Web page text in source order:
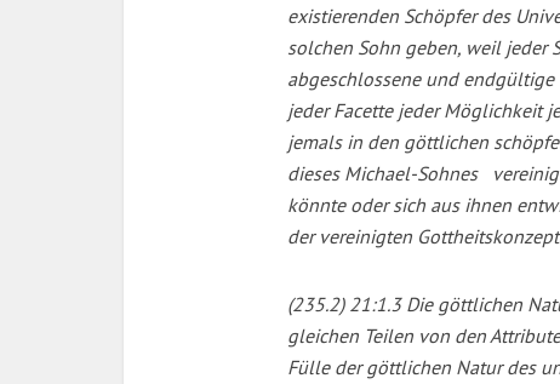
existierenden Schöpfer des
solchen Sohn geben, weil jeder
abgeschlossene und endgültige
jeder Facette jeder Möglichkeit
jemals in den göttlichen
dieses Michael-Sohnes
könnte oder sich aus ihnen
der vereinigten
(235.2) 21:1.3 Die göttlichen
gleichen Teilen von den
Fülle der göttlichen Natur des